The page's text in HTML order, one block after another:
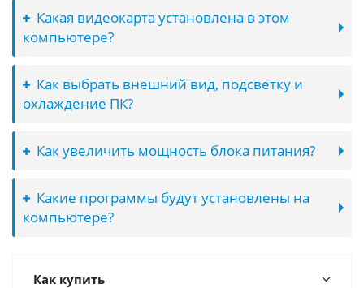
Какая видеокарта установлена в этом
компьютере?
Как выбрать внешний вид, подсветку и
охлаждение ПК?
Как увеличить мощность блока питания?
Какие программы будут установлены на
компьютере?
Как купить